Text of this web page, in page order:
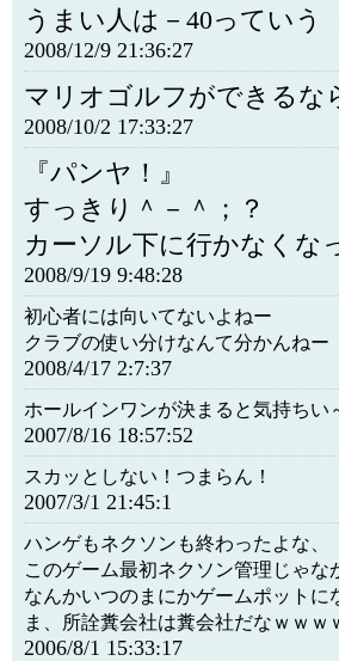
うまい人は－40っていう
2008/12/9 21:36:27
マリオゴルフができるな
2008/10/2 17:33:27
『パンヤ！』
すっきり＾－＾；？
カーソル下に行かなくな
2008/9/19 9:48:28
初心者には向いてないよねー
クラブの使い分けなんて分かんねー
2008/4/17 2:7:37
ホールインワンが決まると気持ちい
2007/8/16 18:57:52
スカッとしない！つまらん！
2007/3/1 21:45:1
ハンゲもネクソンも終わったよな、
このゲーム最初ネクソン管理じゃな
なんかいつのまにかゲームポットに
ま、所詮糞会社は糞会社だなｗｗｗ
2006/8/1 15:33:17